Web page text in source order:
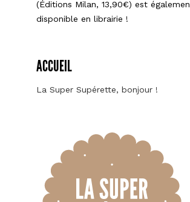
(Éditions Milan, 13,90€) est
disponible en librairie !
ACCUEIL
La Super Supérette, bonjour !